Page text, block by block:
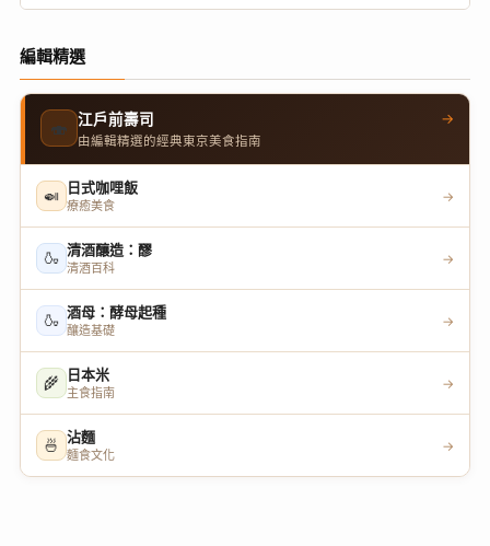
編輯精選
🍣 江戶前壽司
由編輯精選的經典東京美食指南
→
🍛 日式咖哩飯
療癒美食
→
🍶 清酒釀造：醪
清酒百科
→
🍶 酒母：酵母起種
釀造基礎
→
🌾 日本米
主食指南
→
🍜 沾麵
麵食文化
→